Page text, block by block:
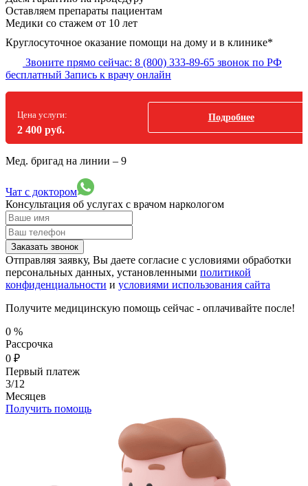
Оставляем препараты пациентам
Медики со стажем от 10 лет
Круглосуточное оказание помощи на дому и в клинике*
Звоните прямо сейчас: 8 (800) 333-89-65 звонок по РФ
бесплатный Запись к врачу онлайн
Цена услуги:
2 400 руб.
Подробнее
Мед. бригад на линии – 9
Чат с доктором
Консультация об услугах с врачом наркологом
Заказать звонок
Отправляя заявку, Вы даете согласие с условиями обработки
персональных данных, установленными политикой
конфиденциальности и условиями использования сайта
Получите медицинскую помощь сейчас - оплачивайте после!
0 %
Рассрочка
0 ₽
Первый платеж
3/12
Месяцев
Получить помощь